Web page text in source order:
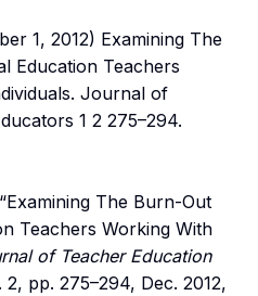
1, 2012) Examining The
Education Teachers
Journal of
1 2 275–294.
The Burn-Out
Teachers Working With
of Teacher Education
2, pp. 275–294, Dec. 2012,